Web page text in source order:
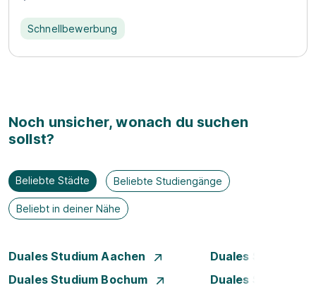
Schnellbewerbung
Noch unsicher, wonach du suchen
sollst?
Beliebte Städte Beliebte Studiengänge
Beliebt in deiner Nähe
Duales Studium Aachen
Duales Studium
Duales Studium Bochum
Duales Studium